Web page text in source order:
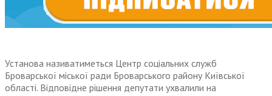
Установа називатиметься Центр соціальних служб
Броварської міської ради Броварського району Київської
області. Відповідне рішення депутати ухвалили на